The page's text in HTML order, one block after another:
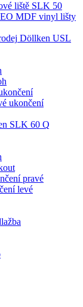
liště SLK 50
MDF vinyl lišty
Döllken USL
ukončení
SLK 60 Q
pravé
levé